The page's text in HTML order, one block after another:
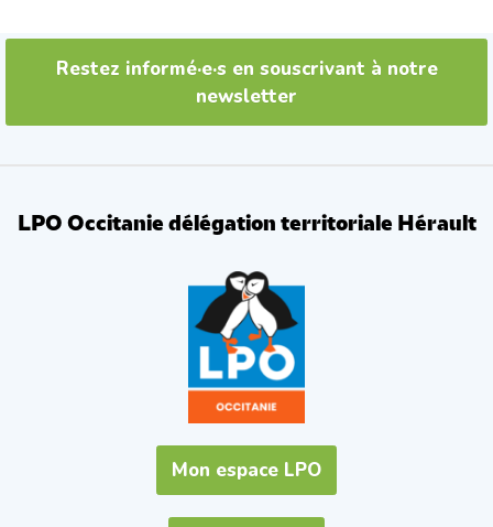
Restez informé·e·s en souscrivant à notre
newsletter
LPO Occitanie délégation territoriale Hérault
Mon espace LPO